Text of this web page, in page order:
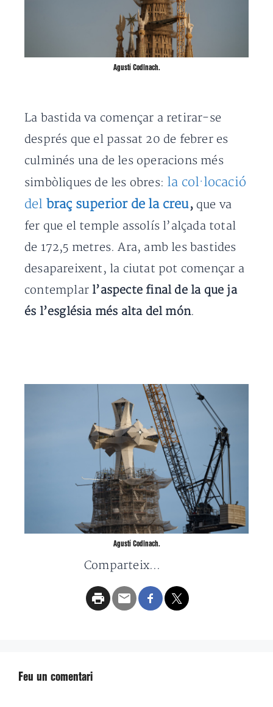
Agustí Codinach.
La bastida va començar a retirar-se
després que el passat 20 de febrer es
culminés una de les operacions més
simbòliques de les obres: la col·locació
del braç superior de la creu, que va
fer que el temple assolís l’alçada total
de 172,5 metres. Ara, amb les bastides
desapareixent, la ciutat pot començar a
contemplar l’aspecte final de la que ja
és l’església més alta del món.
Agustí Codinach.
Comparteix...
Feu un comentari